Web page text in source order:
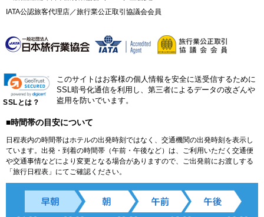
IATA公認旅客代理店／旅行業公正取引協議会会員
SSLとは？
このサイトはお客様の個人情報を安全に送受信するために
SSL暗号化通信を利用し、第三者によるデータの改ざんや
盗用を防いでいます。
■時間帯の目安について
日程表内の時間帯はホテルの出発時刻ではなく、交通機関の出発時刻を表示し
ています。出発・到着の時間帯（午前・午後など）は、ご利用いただく交通便
や交通事情などにより変更となる場合がありますので、ご出発前にお渡しする
「旅行日程表」にてご確認ください。